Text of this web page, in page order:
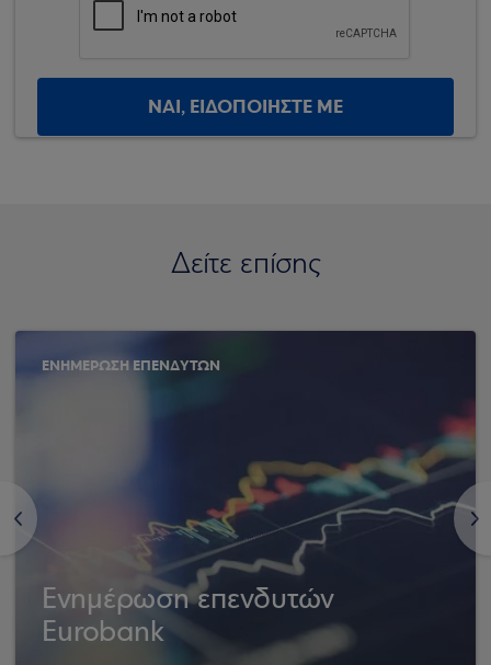
ΝΑΙ, ΕΙΔΟΠΟΙΗΣΤΕ ΜΕ
Δείτε επίσης
<
ΕΝΗΜΕΡΩΣΗ ΕΠΕΝΔΥΤΩΝ
Ενημέρωση επενδυτών
Eurobank
>